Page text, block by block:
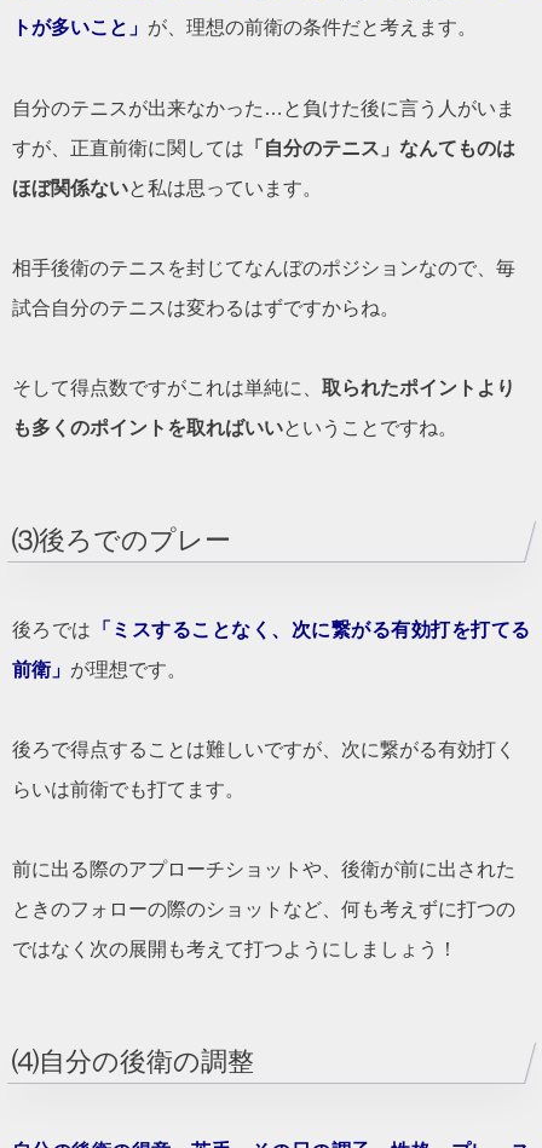
トが多いこと」 が、理想の前衛の条件だと考えます。
自分のテニスが出来なかった…と負けた後に言う人がいま
すが、正直前衛に関しては 「自分のテニス」なんてものは
ほぼ関係ないと私は思っています。
相手後衛のテニスを封じてなんぼのポジションなので、毎
試合自分のテニスは変わるはずですからね。
そして得点数ですがこれは単純に、 取られたポイントより
も多くのポイントを取ればいいということですね。
⑶後ろでのプレー
後ろでは
「ミスすることなく、次に繋がる有効打を打てる
前衛」 が理想です。
後ろで得点することは難しいですが、次に繋がる有効打く
らいは前衛でも打てます。
前に出る際のアプローチショットや、後衛が前に出された
ときのフォローの際のショットなど、何も考えずに打つの
ではなく次の展開も考えて打つようにしましょう！
⑷自分の後衛の調整